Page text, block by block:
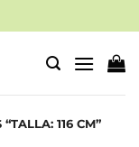
116 CM”